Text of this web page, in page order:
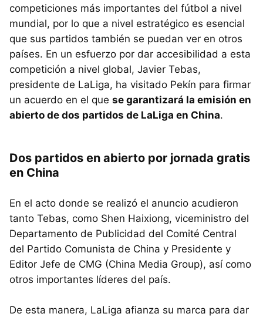
competiciones más importantes del fútbol a nivel
mundial, por lo que a nivel estratégico es esencial
que sus partidos también se puedan ver en otros
países. En un esfuerzo por dar accesibilidad a esta
competición a nivel global, Javier Tebas,
presidente de LaLiga, ha visitado Pekín para firmar
un acuerdo en el que se garantizará la emisión en
abierto de dos partidos de LaLiga en China.
Dos partidos en abierto por jornada gratis
en China
En el acto donde se realizó el anuncio acudieron
tanto Tebas, como Shen Haixiong, viceministro del
Departamento de Publicidad del Comité Central
del Partido Comunista de China y Presidente y
Editor Jefe de CMG (China Media Group), así como
otros importantes líderes del país.
De esta manera, LaLiga afianza su marca para dar